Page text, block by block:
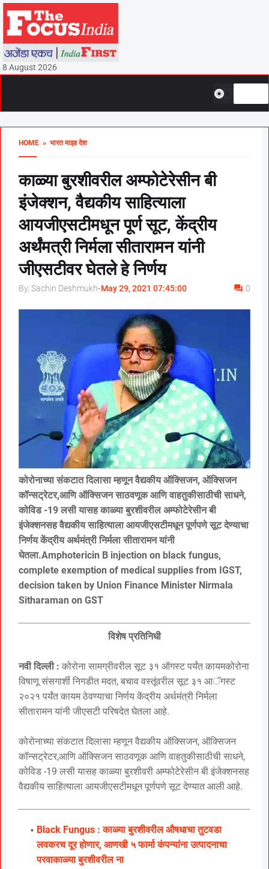
8 August 2026
HOME » भारत माझा देश
काळ्या बुरशीवरील अम्फोटेरेसीन बी
इंजेक्शन, वैद्यकीय साहित्याला
आयजीएसटीमधून पूर्ण सूट, केंद्रीय
अर्थंमत्री निर्मला सीतारामन यांनी
जीएसटीवर घेतले हे निर्णय
By, Sachin Deshmukh-May 29, 2021 07:45:00 0
कोरोनाच्या संकटात दिलासा म्हणून वैद्यकीय ऑक्सिजन, ऑक्सिजन
कॉन्सट्रेटर,आणि ऑक्सिजन साठवणूक आणि वाहतुकीसाठीची साधने,
कोविड -19 लसी यासह काळ्या बुरशीवरील अम्फोटेरेसीन बी
इंजेक्शनसह वैद्यकीय साहित्याला आयजीएसटीमधून पूर्णपणे सूट देण्याचा
निर्णय केंद्रीय अर्थमंत्री निर्मला सीतारामन यांनी
घेतला.Amphotericin B injection on black fungus,
complete exemption of medical supplies from IGST,
decision taken by Union Finance Minister Nirmala
Sitharaman on GST
विशेष प्रतिनिधी
नवी दिल्ली : कोरोना सामग्रीवरील सूट ३१ ऑगस्ट पर्यंत कायमकोरोना
विषाणू संसगार्शी निगडीत मदत, बचाव वस्तूंवरील सूट ३१ आॅगस्ट
२०२१ पर्यंत कायम ठेवण्याचा निर्णय केंद्रीय अर्थमंत्री निर्मला
सीतारामन यांनी जीएसटी परिषदेत घेतला आहे.
कोरोनाच्या संकटात दिलासा म्हणून वैद्यकीय ऑक्सिजन, ऑक्सिजन
कॉन्सट्रेटर,आणि ऑक्सिजन साठवणूक आणि वाहतुकीसाठीची साधने,
कोविड -19 लसी यासह काळ्या बुरशीवरी अम्फोटेरेसीन बी इंजेक्शनसह
वैद्यकीय साहित्याला आयजीएसटीमधून पूर्णपणे सूट देण्यात आली आहे.
Black Fungus : काळ्या बुरशीवरील औषधाचा तुटवडा
लवकरच दूर होणार, आणखी ५ फार्मा कंपन्यांना उत्पादनाचा
परवाकाळ्या बुरशीवरील ना